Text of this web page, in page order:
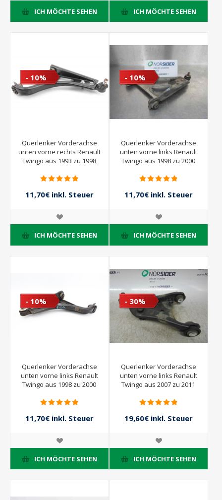
ICH MÖCHTE SEHEN ICH MÖCHTE SEHEN
- 10%
Querlenker Vorderachse
unten vorne rechts Renault
Twingo aus 1993 zu 1998
11,70€ inkl. Steuer
ICH MÖCHTE SEHEN
- 10%
Querlenker Vorderachse
unten vorne links Renault
Twingo aus 1998 zu 2000
11,70€ inkl. Steuer
ICH MÖCHTE SEHEN
- 10%
Querlenker Vorderachse
unten vorne links Renault
Twingo aus 1998 zu 2000
11,70€ inkl. Steuer
ICH MÖCHTE SEHEN
- 30%
Querlenker Vorderachse
unten vorne links Renault
Twingo aus 2007 zu 2011
19,60€ inkl. Steuer
ICH MÖCHTE SEHEN